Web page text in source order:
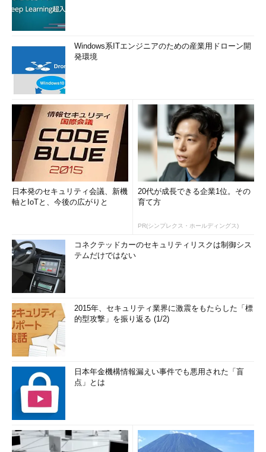
Windows系ITエンジニアのための産業用ドローン開
発環境
日本発のセキュリティ会議、新機
軸とIoTと、今後の広がりと
20代が成長できる企業1位。その
育て方
PR(シンプレクス・ホールディングス)
コネクテッドカーのセキュリティリスクは制御シス
テムだけではない
2015年、セキュリティ業界に激震をもたらした「標
的型攻撃」を振り返る (1/2)
日本年金機構情報漏えい事件でも悪用された「盲
点」とは